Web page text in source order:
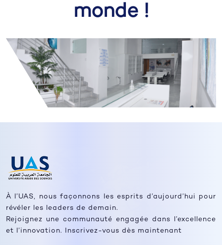
monde !
À l’UAS, nous façonnons les esprits d’aujourd’hui pour
révéler les leaders de demain.
Rejoignez une communauté engagée dans l’excellence
et l’innovation. Inscrivez-vous dès maintenant